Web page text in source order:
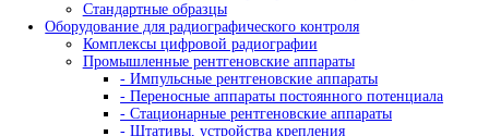
Абразивная резка
- Отрезные станки для металлографии
- Аксессуары для резки
- Расходные материалы для резки
Прессы для горячей запрессовки образцов и смолы
- Металлографические прессы
- Аксессуары для запрессовки